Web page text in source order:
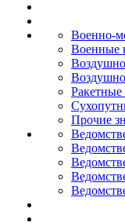
Военно-
Военные
Ракетные
Прочие